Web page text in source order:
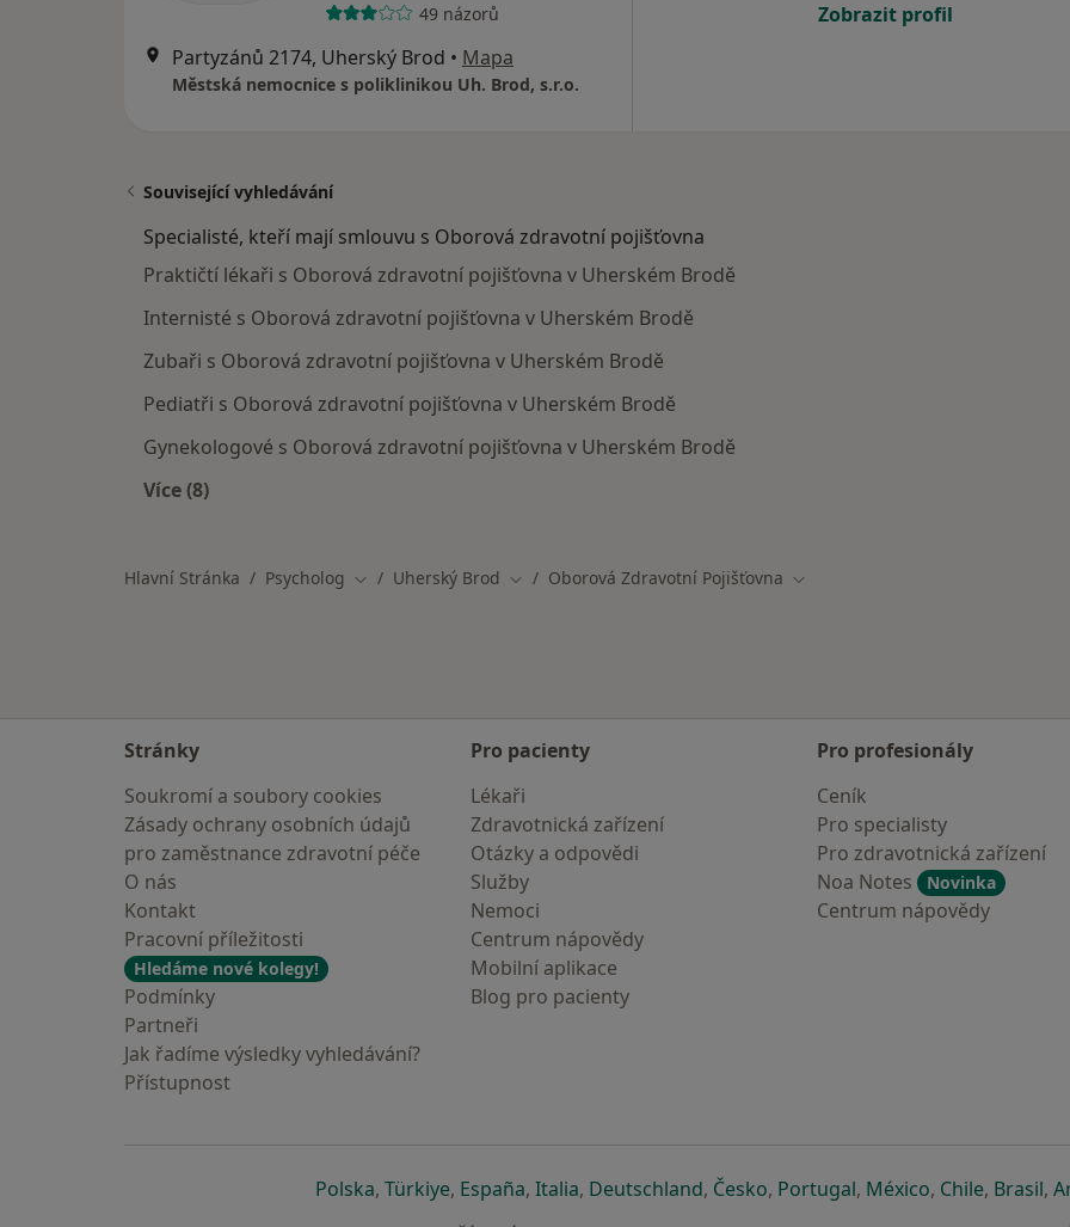
49 názorů
Partyzánů 2174, Uherský Brod • Mapa
Městská nemocnice s poliklinikou Uh. Brod, s.r.o.
Zobrazit profil
Související vyhledávání
Specialisté, kteří mají smlouvu s Oborová zdravotní pojišťovna
Praktičtí lékaři s Oborová zdravotní pojišťovna v Uherském Brodě
Internisté s Oborová zdravotní pojišťovna v Uherském Brodě
Zubaři s Oborová zdravotní pojišťovna v Uherském Brodě
Pediatři s Oborová zdravotní pojišťovna v Uherském Brodě
Gynekologové s Oborová zdravotní pojišťovna v Uherském Brodě
Více (8)
Hlavní Stránka Psycholog Změna města
Uherský Brod Změna města
Oborová Zdravotní Pojišťovna Změna města
Stránky
Soukromí a soubory cookies
Zásady ochrany osobních údajů
pro zaměstnance zdravotní péče
O nás
Kontakt
Pracovní příležitosti
Hledáme nové kolegy!
Podmínky
Partneři
Jak řadíme výsledky vyhledávání?
Přístupnost
Pro pacienty
Lékaři
Zdravotnická zařízení
Otázky a odpovědi
Služby
Nemoci
Centrum nápovědy
Mobilní aplikace
Blog pro pacienty
Pro profesionály
Ceník
Pro specialisty
Pro zdravotnická zařízení
Noa Notes
Novinka
Centrum nápovědy
Polskase otevře v nové záložce
, Türkiyese otevře v nové záložce
, Españase otevře v nové záložce
, Italiase otevře v nové záložce
, Deutschlandse otevře v nové záložce
, Českose otevře v nové záložce
, Portugalse otevře v nové
, Méxicose otevře v
, Chilese otevře
, Brasilse
,